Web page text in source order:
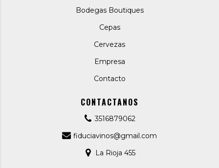
Bodegas Boutiques
Cepas
Cervezas
Empresa
Contacto
CONTACTANOS
3516879062
fiduciavinos@gmail.com
La Rioja 455